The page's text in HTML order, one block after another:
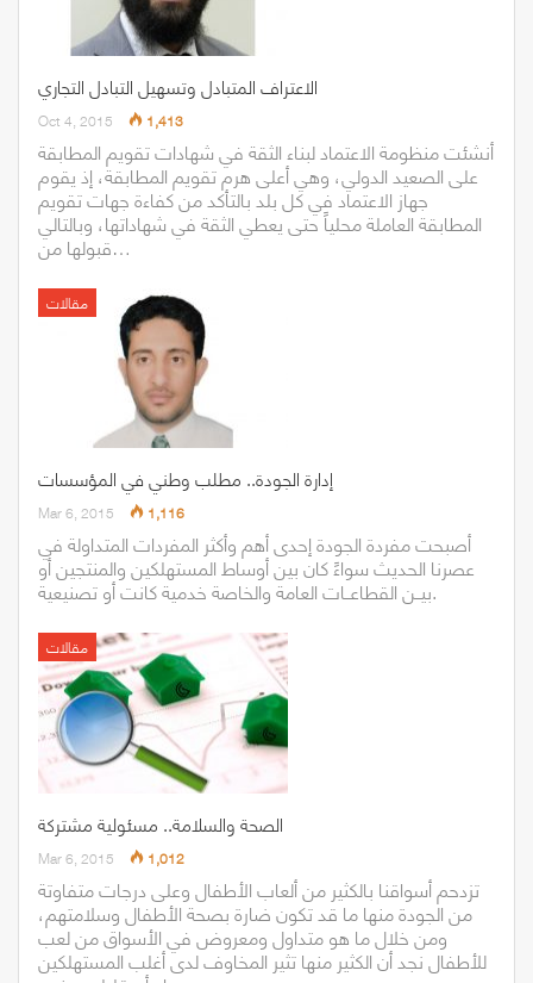
الاعتراف المتبادل وتسهيل التبادل التجاري
Oct 4, 2015 1,413
أنشئت منظومة الاعتماد لبناء الثقة في شهادات تقويم المطابقة
على الصعيد الدولي، وهي أعلى هرم تقويم المطابقة، إذ يقوم
جهاز الاعتماد في كل بلد بالتأكد من كفاءة جهات تقويم
المطابقة العاملة محلياً حتى يعطي الثقة في شهاداتها، وبالتالي
قبولها من…
مقالات
إدارة الجودة.. مطلب وطني في المؤسسات
Mar 6, 2015 1,116
أصبحت مفردة الجودة إحدى أهم وأكثر المفردات المتداولة في
عصرنا الحديث سواءً كان بين أوساط المستهلكين والمنتجين أو
بيــن القطاعــات العامة والخاصة خدمية كانت أو تصنيعية.
مقالات
الصحة والسلامة.. مسئولية مشتركة
Mar 6, 2015 1,012
تزدحم أسواقنا بالكثير من ألعاب الأطفال وعلى درجات متفاوتة
من الجودة منها ما قد تكون ضارة بصحة الأطفال وسلامتهم،
ومن خلال ما هو متداول ومعروض في الأسواق من لعب
للأطفال نجد أن الكثير منها تثير المخاوف لدى أغلب المستهلكين